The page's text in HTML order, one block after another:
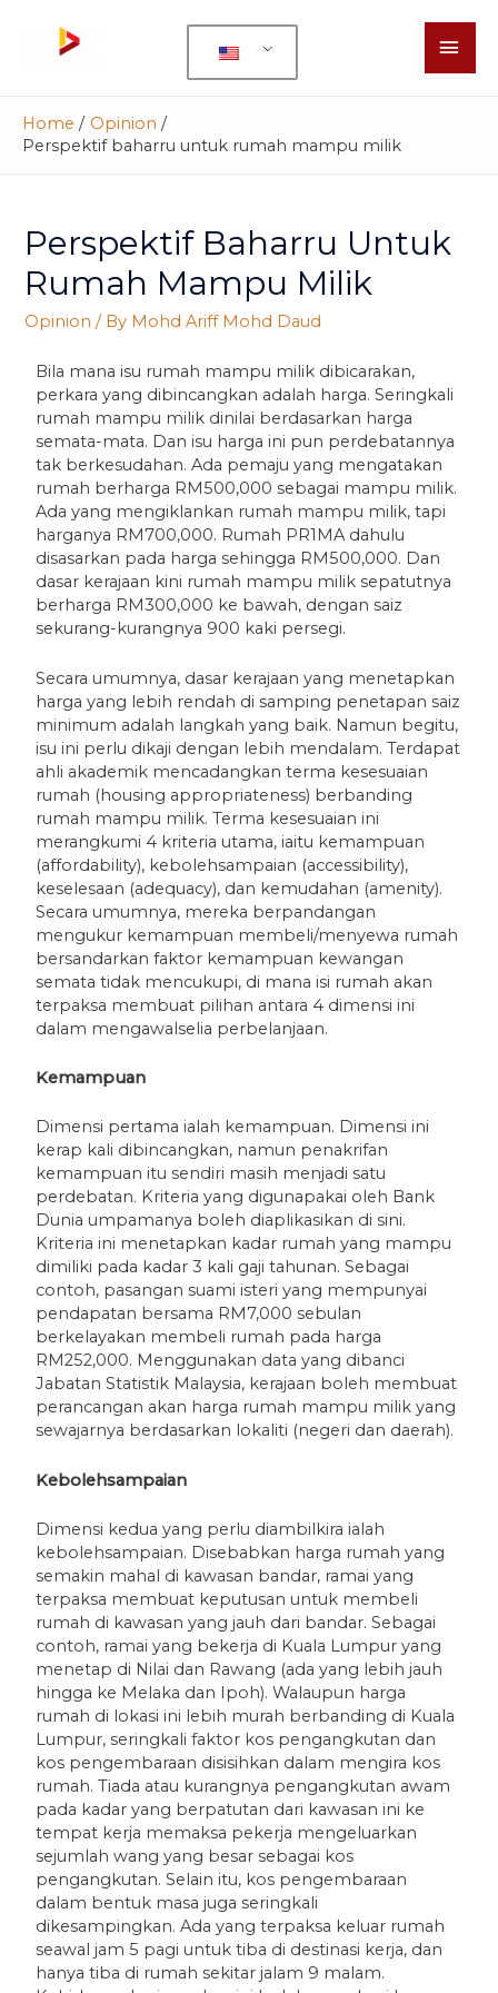
Home
Opinion
Perspektif baharru untuk rumah mampu milik
Perspektif Baharru Untuk
Rumah Mampu Milik
Opinion / By Mohd Ariff Mohd Daud
Bila mana isu rumah mampu milik dibicarakan,
perkara yang dibincangkan adalah harga. Seringkali
rumah mampu milik dinilai berdasarkan harga
semata-mata. Dan isu harga ini pun perdebatannya
tak berkesudahan. Ada pemaju yang mengatakan
rumah berharga RM500,000 sebagai mampu milik.
Ada yang mengiklankan rumah mampu milik, tapi
harganya RM700,000. Rumah PR1MA dahulu
disasarkan pada harga sehingga RM500,000. Dan
dasar kerajaan kini rumah mampu milik sepatutnya
berharga RM300,000 ke bawah, dengan saiz
sekurang-kurangnya 900 kaki persegi.
Secara umumnya, dasar kerajaan yang menetapkan
harga yang lebih rendah di samping penetapan saiz
minimum adalah langkah yang baik. Namun begitu,
isu ini perlu dikaji dengan lebih mendalam. Terdapat
ahli akademik mencadangkan terma kesesuaian
rumah (housing appropriateness) berbanding
rumah mampu milik. Terma kesesuaian ini
merangkumi 4 kriteria utama, iaitu kemampuan
(affordability), kebolehsampaian (accessibility),
keselesaan (adequacy), dan kemudahan (amenity).
Secara umumnya, mereka berpandangan
mengukur kemampuan membeli/menyewa rumah
bersandarkan faktor kemampuan kewangan
semata tidak mencukupi, di mana isi rumah akan
terpaksa membuat pilihan antara 4 dimensi ini
dalam mengawalselia perbelanjaan.
Kemampuan
Dimensi pertama ialah kemampuan. Dimensi ini
kerap kali dibincangkan, namun penakrifan
kemampuan itu sendiri masih menjadi satu
perdebatan. Kriteria yang digunapakai oleh Bank
Dunia umpamanya boleh diaplikasikan di sini.
Kriteria ini menetapkan kadar rumah yang mampu
dimiliki pada kadar 3 kali gaji tahunan. Sebagai
contoh, pasangan suami isteri yang mempunyai
pendapatan bersama RM7,000 sebulan
berkelayakan membeli rumah pada harga
RM252,000. Menggunakan data yang dibanci
Jabatan Statistik Malaysia, kerajaan boleh membuat
perancangan akan harga rumah mampu milik yang
sewajarnya berdasarkan lokaliti (negeri dan daerah).
Kebolehsampaian
Dimensi kedua yang perlu diambilkira ialah
kebolehsampaian. Disebabkan harga rumah yang
semakin mahal di kawasan bandar, ramai yang
terpaksa membuat keputusan untuk membeli
rumah di kawasan yang jauh dari bandar. Sebagai
contoh, ramai yang bekerja di Kuala Lumpur yang
menetap di Nilai dan Rawang (ada yang lebih jauh
hingga ke Melaka dan Ipoh). Walaupun harga
rumah di lokasi ini lebih murah berbanding di Kuala
Lumpur, seringkali faktor kos pengangkutan dan
kos pengembaraan disisihkan dalam mengira kos
rumah. Tiada atau kurangnya pengangkutan awam
pada kadar yang berpatutan dari kawasan ini ke
tempat kerja memaksa pekerja mengeluarkan
sejumlah wang yang besar sebagai kos
pengangkutan. Selain itu, kos pengembaraan
dalam bentuk masa juga seringkali
dikesampingkan. Ada yang terpaksa keluar rumah
seawal jam 5 pagi untuk tiba di destinasi kerja, dan
hanya tiba di rumah sekitar jalam 9 malam.